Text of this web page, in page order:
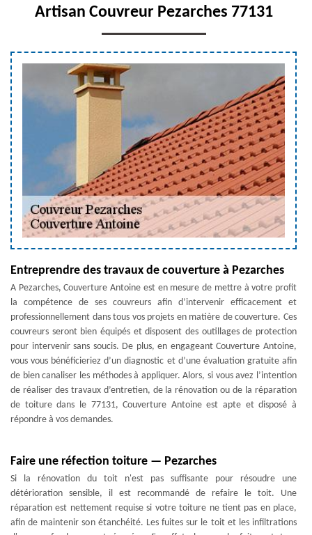
Artisan Couvreur Pezarches 77131
Entreprendre des travaux de couverture à Pezarches
A Pezarches, Couverture Antoine est en mesure de mettre à votre profit
la compétence de ses couvreurs afin d’intervenir efficacement et
professionnellement dans tous vos projets en matière de couverture. Ces
couvreurs seront bien équipés et disposent des outillages de protection
pour intervenir sans soucis. De plus, en engageant Couverture Antoine,
vous vous bénéficieriez d’un diagnostic et d’une évaluation gratuite afin
de bien canaliser les méthodes à appliquer. Alors, si vous avez l’intention
de réaliser des travaux d’entretien, de la rénovation ou de la réparation
de toiture dans le 77131, Couverture Antoine est apte et disposé à
répondre à vos demandes.
Faire une réfection toiture — Pezarches
Si la rénovation du toit n'est pas suffisante pour résoudre une
détérioration sensible, il est recommandé de refaire le toit. Une
réparation est nettement requise si votre toiture ne tient pas en place,
afin de maintenir son étanchéité. Les fuites sur le toit et les infiltrations